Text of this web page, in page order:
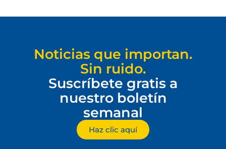
Noticias que importan.
Sin ruido.
Suscríbete gratis a
nuestro boletín
semanal
Haz clic aquí